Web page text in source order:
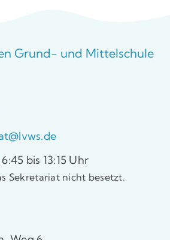
Grund- und Mittelschule
bis 13:15 Uhr
Sekretariat nicht besetzt.